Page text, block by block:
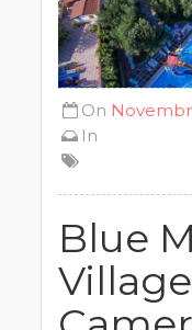
On
In
Blue